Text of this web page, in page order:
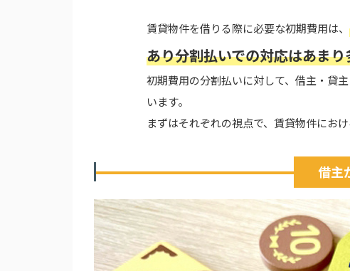
賃貸物件を借りる際に必要な初期費用は、
あり分割払いでの対応はあま
初期費用の分割払いに対して、借主・貸
います。
まずはそれぞれの視点で、賃貸物件にお
借主